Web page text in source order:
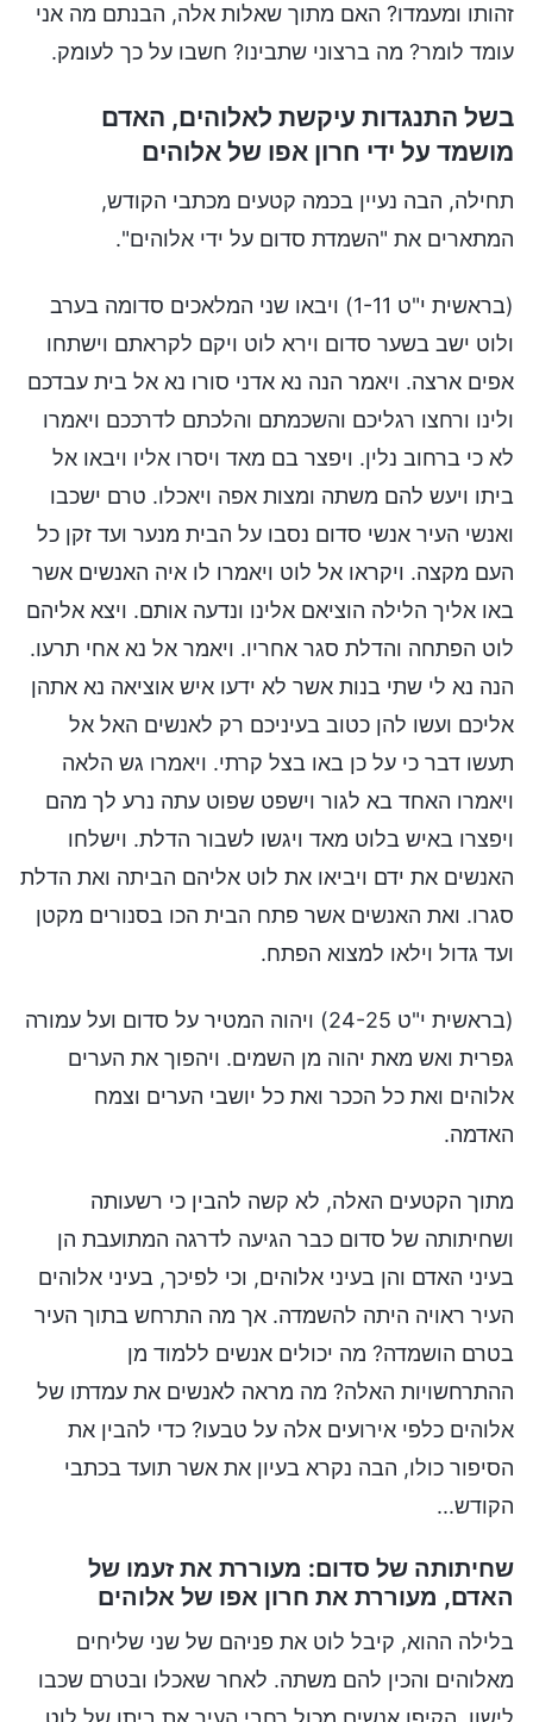
זהותו ומעמדו? האם מתוך שאלות אלה, הבנתם מה אני
עומד לומר? מה ברצוני שתבינו? חשבו על כך לעומק.
בשל התנגדות עיקשת לאלוהים, האדם
מושמד על ידי חרון אפו של אלוהים
תחילה, הבה נעיין בכמה קטעים מכתבי הקודש,
המתארים את "השמדת סדום על ידי אלוהים".
(בראשית י"ט 1-11) ויבאו שני המלאכים סדומה בערב
ולוט ישב בשער סדום וירא לוט ויקם לקראתם וישתחו
אפים ארצה. ויאמר הנה נא אדני סורו נא אל בית עבדכם
ולינו ורחצו רגליכם והשכמתם והלכתם לדרככם ויאמרו
לא כי ברחוב נלין. ויפצר בם מאד ויסרו אליו ויבאו אל
ביתו ויעש להם משתה ומצות אפה ויאכלו. טרם ישכבו
ואנשי העיר אנשי סדום נסבו על הבית מנער ועד זקן כל
העם מקצה. ויקראו אל לוט ויאמרו לו איה האנשים אשר
באו אליך הלילה הוציאם אלינו ונדעה אותם. ויצא אליהם
לוט הפתחה והדלת סגר אחריו. ויאמר אל נא אחי תרעו.
הנה נא לי שתי בנות אשר לא ידעו איש אוציאה נא אתהן
אליכם ועשו להן כטוב בעיניכם רק לאנשים האל אל
תעשו דבר כי על כן באו בצל קרתי. ויאמרו גש הלאה
ויאמרו האחד בא לגור וישפט שפוט עתה נרע לך מהם
ויפצרו באיש בלוט מאד ויגשו לשבור הדלת. וישלחו
האנשים את ידם ויביאו את לוט אליהם הביתה ואת הדלת
סגרו. ואת האנשים אשר פתח הבית הכו בסנורים מקטן
ועד גדול וילאו למצוא הפתח.
(בראשית י"ט 24-25) ויהוה המטיר על סדום ועל עמורה
גפרית ואש מאת יהוה מן השמים. ויהפוך את הערים
אלוהים ואת כל הככר ואת כל יושבי הערים וצמח
האדמה.
מתוך הקטעים האלה, לא קשה להבין כי רשעותה
ושחיתותה של סדום כבר הגיעה לדרגה המתועבת הן
בעיני האדם והן בעיני אלוהים, וכי לפיכך, בעיני אלוהים
העיר ראויה היתה להשמדה. אך מה התרחש בתוך העיר
בטרם הושמדה? מה יכולים אנשים ללמוד מן
ההתרחשויות האלה? מה מראה לאנשים את עמדתו של
אלוהים כלפי אירועים אלה על טבעו? כדי להבין את
הסיפור כולו, הבה נקרא בעיון את אשר תועד בכתבי
הקודש...
שחיתותה של סדום: מעוררת את זעמו של
האדם, מעוררת את חרון אפו של אלוהים
בלילה ההוא, קיבל לוט את פניהם של שני שליחים
מאלוהים והכין להם משתה. לאחר שאכלו ובטרם שכבו